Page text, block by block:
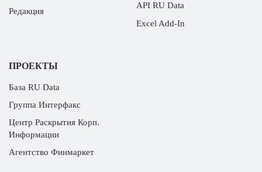
Редакция
API RU Data
Excel Add-In
ПРОЕКТЫ
База RU Data
Группа Интерфакс
Центр Раскрытия Корп.
Информации
Агентство Финмаркет